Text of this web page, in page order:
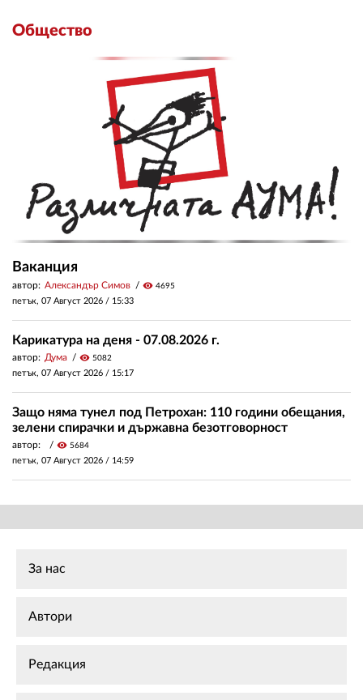
Общество
Ваканция
автор: Александър Симов visibility 4695
петък, 07 Август 2026 / 15:33
Карикатура на деня - 07.08.2026 г.
автор: Дума visibility 5082
петък, 07 Август 2026 / 15:17
Защо няма тунел под Петрохан: 110 години обещания,
зелени спирачки и държавна безотговорност
автор: visibility 5684
петък, 07 Август 2026 / 14:59
За нас
Автори
Редакция